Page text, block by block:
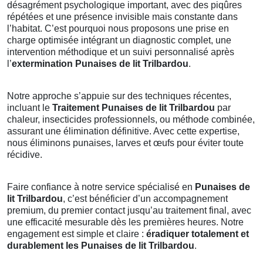
désagrément psychologique important, avec des piqûres
répétées et une présence invisible mais constante dans
l’habitat. C’est pourquoi nous proposons une prise en
charge optimisée intégrant un diagnostic complet, une
intervention méthodique et un suivi personnalisé après
l’extermination Punaises de lit Trilbardou.
Notre approche s’appuie sur des techniques récentes,
incluant le Traitement Punaises de lit Trilbardou par
chaleur, insecticides professionnels, ou méthode combinée,
assurant une élimination définitive. Avec cette expertise,
nous éliminons punaises, larves et œufs pour éviter toute
récidive.
Faire confiance à notre service spécialisé en Punaises de
lit Trilbardou, c’est bénéficier d’un accompagnement
premium, du premier contact jusqu’au traitement final, avec
une efficacité mesurable dès les premières heures. Notre
engagement est simple et claire : éradiquer totalement et
durablement les Punaises de lit Trilbardou.